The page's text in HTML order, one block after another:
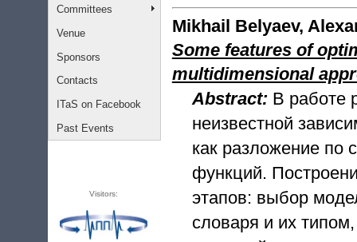
Committees
Venue
Sponsors
Contacts
ITaS on Facebook
Past Events
Visitors:
Mikhail Belyaev,
Some features of
multidimensional
Abstract: В работе
неизвестной
как разложение по
функций.
этапов: выбор
словаря и их